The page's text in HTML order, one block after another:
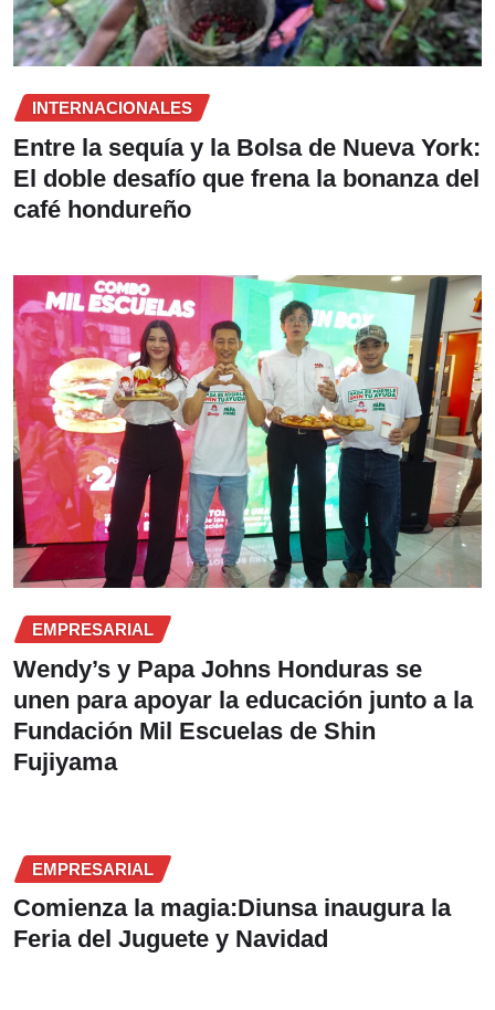
INTERNACIONALES
Entre la sequía y la Bolsa de Nueva York:
El doble desafío que frena la bonanza del
café hondureño
EMPRESARIAL
Wendy’s y Papa Johns Honduras se
unen para apoyar la educación junto a la
Fundación Mil Escuelas de Shin
Fujiyama
EMPRESARIAL
Comienza la magia:Diunsa inaugura la
Feria del Juguete y Navidad